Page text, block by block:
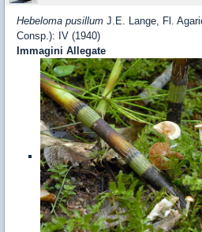
Hebeloma pusillum J.E. Lange, Fl.
Consp.): IV (1940)
Immagini Allegate